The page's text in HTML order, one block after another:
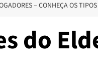
– CONHEÇA OS
do